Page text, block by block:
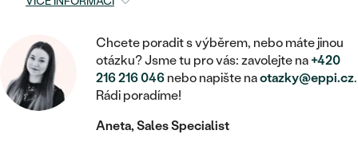
RUČNĚ RYTÉ
S VÝPLNÍ
SVATEBNÍ SETY
ZAČÍT S BAREVNÝM DIAMANTEM
DLE DRAHOKAMU
BROŽE
DOPLŇKY
DĚTSKÉ
PIERCING
DLE KAMENE
S DIAMANTY
ŘETÍZKY
VE TVARU SRDCE
STATEMENT
PEČETNÍ
PERSONALIZOVANÉ
Chcete poradit s výběrem, nebo máte jinou
otázku? Jsme tu pro vás: zavolejte na+420
216 216 046 nebo napište naotazky@eppi.cz.
Rádi poradíme!
Aneta, Sales Specialist